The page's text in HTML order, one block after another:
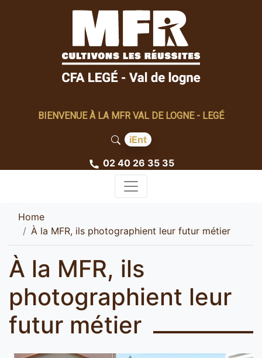
BIENVENUE À LA MFR VAL DE LOGNE - LEGÉ
iEnt
02 40 26 35 35
Home
À la MFR, ils photographient leur futur métier
À la MFR, ils
photographient leur
futur métier